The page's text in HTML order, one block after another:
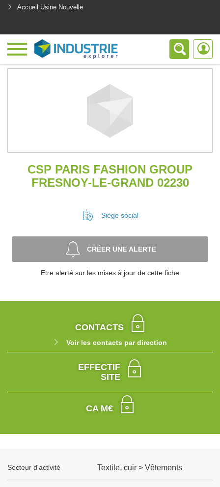
Accueil Usine Nouvelle
CSP PARIS FASHION GROUP
FRESNOY-LE-GRAND 02230
Siège social
CRÉER UNE ALERTE
Etre alerté sur les mises à jour de cette fiche
CONTACTS
Voir les contacts par direction
EFFECTIF
SITE
CA M€
Secteur d'activité Textile, cuir > Vêtements